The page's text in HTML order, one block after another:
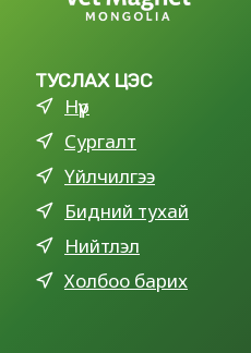
ТУСЛАХ ЦЭС
Нүүр
Сургалт
Үйлчилгээ
Бидний тухай
Нийтлэл
Холбоо барих